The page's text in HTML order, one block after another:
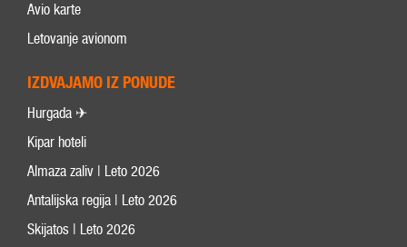
Avio karte
Letovanje avionom
IZDVAJAMO IZ PONUDE
Hurgada ✈
Kipar hoteli
Almaza zaliv | Leto 2026
Antalijska regija | Leto 2026
Skijatos | Leto 2026